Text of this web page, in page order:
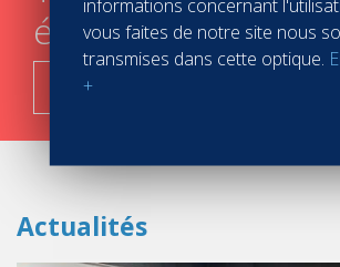
étapes
Actualités
informations concernant
vous faites de notre site nous
transmises dans cette optique.
+